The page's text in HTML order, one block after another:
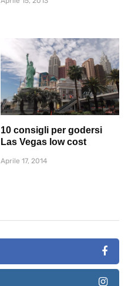
10 consigli per godersi
Las Vegas low cost
Aprile 17, 2014